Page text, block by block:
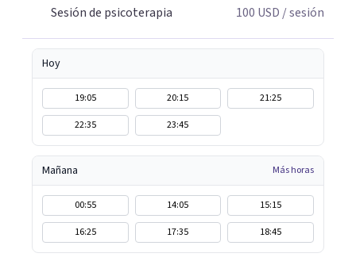
Sesión de psicoterapia
100 USD / sesión
Hoy
19:05 20:15
21:25
22:35
23:45
Mañana Más horas
00:55 14:05
15:15
16:25
17:35 18:45